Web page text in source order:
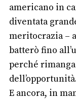
americano in
diventata
meritocrazia –
batterò fino
perché
E ancora, in